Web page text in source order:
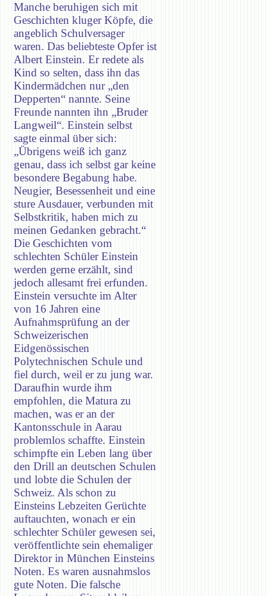
Manche beruhigen sich mit
Geschichten kluger Köpfe, die
angeblich Schulversager
waren. Das beliebteste Opfer ist
Albert Einstein. Er redete als
Kind so selten, dass ihn das
Kindermädchen nur „den
Depperten“ nannte. Seine
Freunde nannten ihn „Bruder
Langweil“. Einstein selbst
sagte einmal über sich:
„Übrigens weiß ich ganz
genau, dass ich selbst gar keine
besondere Begabung habe.
Neugier, Besessenheit und eine
sture Ausdauer, verbunden mit
Selbstkritik, haben mich zu
meinen Gedanken gebracht.“
Die Geschichten vom
schlechten Schüler Einstein
werden gerne erzählt, sind
jedoch allesamt frei erfunden.
Einstein versuchte im Alter
von 16 Jahren eine
Aufnahmsprüfung an der
Schweizerischen
Eidgenössischen
Polytechnischen Schule und
fiel durch, weil er zu jung war.
Daraufhin wurde ihm
empfohlen, die Matura zu
machen, was er an der
Kantonsschule in Aarau
problemlos schaffte. Einstein
schimpfte ein Leben lang über
den Drill an deutschen Schulen
und lobte die Schulen der
Schweiz. Als schon zu
Einsteins Lebzeiten Gerüchte
auftauchten, wonach er ein
schlechter Schüler gewesen sei,
veröffentlichte sein ehemaliger
Direktor in München Einsteins
Noten. Es waren ausnahmslos
gute Noten. Die falsche